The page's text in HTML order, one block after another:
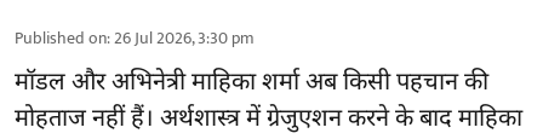
Published on:26 Jul 2026, 3:30 pm
मॉडल और अभिनेत्री माहिका शर्मा अब किसी पहचान की
मोहताज नहीं हैं। अर्थशास्त्र में ग्रेजुएशन करने के बाद माहिका